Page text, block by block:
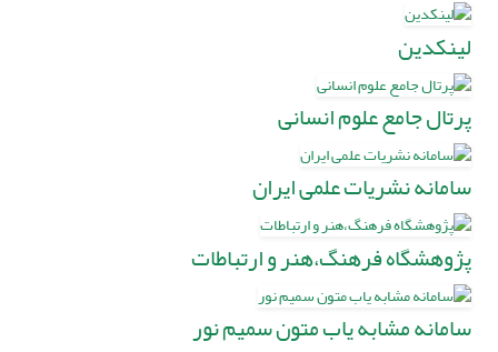
لینکدین
پرتال جامع علوم انسانی
سامانه نشریات علمی ایران
پژوهشگاه فرهنگ،هنر و ارتباطات
سامانه مشابه یاب متون سمیم نور